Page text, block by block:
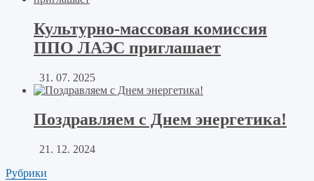
Культурно-массовая комиссия
ППО ЛАЭС приглашает
31. 07. 2025
Поздравляем с Днем энергетика!
21. 12. 2024
Рубрики